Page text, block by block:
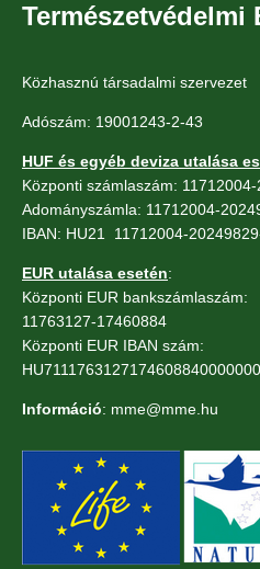
Természetvédelmi
Közhasznú társadalmi szervezet
Adószám: 19001243-2-43
HUF és egyéb deviza utalása
Központi számlaszám:
Adományszámla: 11712004-
IBAN: HU21 11712004-
EUR utalása esetén:
Központi EUR bankszámlaszám:
11763127-17460884
Központi EUR IBAN szám:
Információ: mme@mme.hu